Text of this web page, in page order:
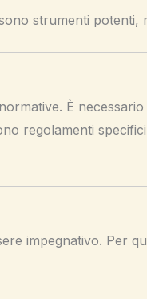
strumenti
È
regolamenti
impegnativo. Per